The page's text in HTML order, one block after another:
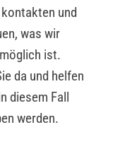
und
was wir
ist.
da und helfen
diesem Fall
werden.